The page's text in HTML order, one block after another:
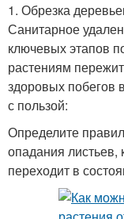
1. Обрезка
Санитарное
ключевых этапов
растениям
здоровых побегов
с пользой:
Определите
опадания листьев,
переходит в